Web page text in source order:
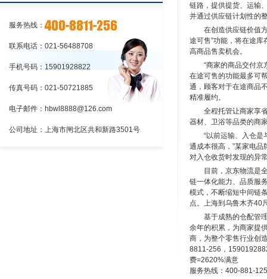
上海到酒泉物流专线
服务热线：
联系电话：021-56488708
手机号码：15901928822
传真号码：021-50721885
电子邮件：hbwl8888@126.com
公司地址：上海市闸北区共和新路3501号
链路，提供提货、运输
并通过供应链计划性的
在创造供应链价值
途可售”功能，将在途
高商品售卖机会。
“商家的商品交付
在途可售的功能最多可
通，顾客对于在途商品
精准履约。
全程托管让商家享
器材、卫浴等品类的商
“以前运输、入仓
通成本很高，”某家电
对入仓收货时发现的异
目前，京东物流是
链一体化能力、品质服
模式，不断缩短中间链
点。 上海到乌鲁木齐40
基于成熟的仓配管
余年的积累，为商家提
商，为整个零售行业创
8811-256，
费=2620%满意
服务热线： 400-881-